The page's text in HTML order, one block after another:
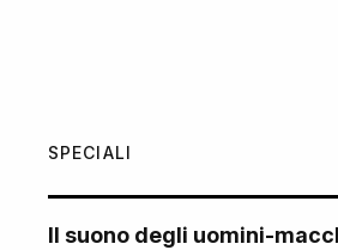
SPECIALI
Il suono degli uomini-